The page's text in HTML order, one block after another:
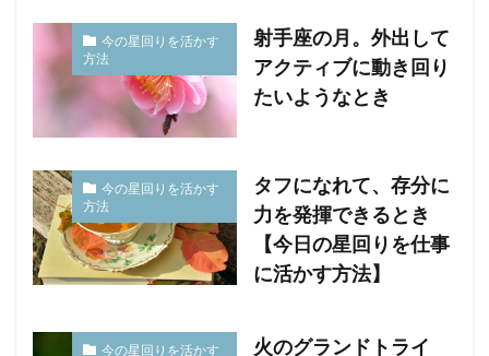
今の星回りを活かす
方法
射手座の月。外出して
アクティブに動き回り
たいようなとき
今の星回りを活かす
方法
タフになれて、存分に
力を発揮できるとき
【今日の星回りを仕事
に活かす方法】
今の星回りを活かす
火のグランドトライ